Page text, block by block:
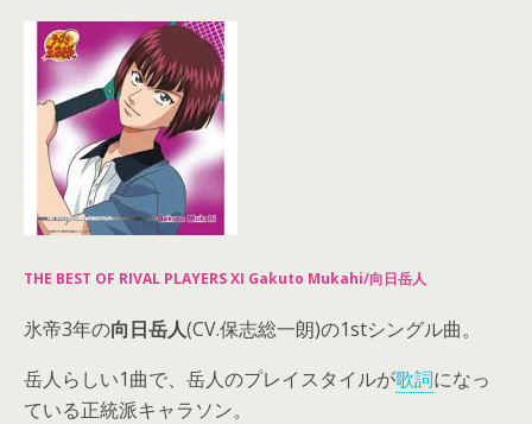
THE BEST OF RIVAL PLAYERS XI Gakuto Mukahi/向日岳人
氷帝3年の向日岳人(CV.保志総一朗)の1stシングル曲。
岳人らしい1曲で、岳人のプレイスタイルが歌詞になっ
ている正統派キャラソン。